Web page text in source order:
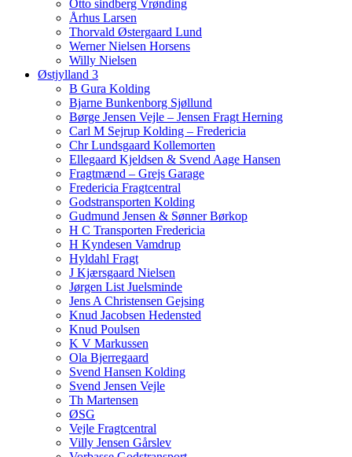
Otto sindberg Vrønding
Århus Larsen
Thorvald Østergaard Lund
Werner Nielsen Horsens
Willy Nielsen
Østjylland 3
B Gura Kolding
Bjarne Bunkenborg Sjøllund
Børge Jensen Vejle – Jensen Fragt Herning
Carl M Sejrup Kolding – Fredericia
Chr Lundsgaard Kollemorten
Ellegaard Kjeldsen & Svend Aage Hansen
Fragtmænd – Grejs Garage
Fredericia Fragtcentral
Godstransporten Kolding
Gudmund Jensen & Sønner Børkop
H C Transporten Fredericia
H Kyndesen Vamdrup
Hyldahl Fragt
J Kjærsgaard Nielsen
Jørgen List Juelsminde
Jens A Christensen Gejsing
Knud Jacobsen Hedensted
Knud Poulsen
K V Markussen
Ola Bjerregaard
Svend Hansen Kolding
Svend Jensen Vejle
Th Martensen
ØSG
Vejle Fragtcentral
Villy Jensen Gårslev